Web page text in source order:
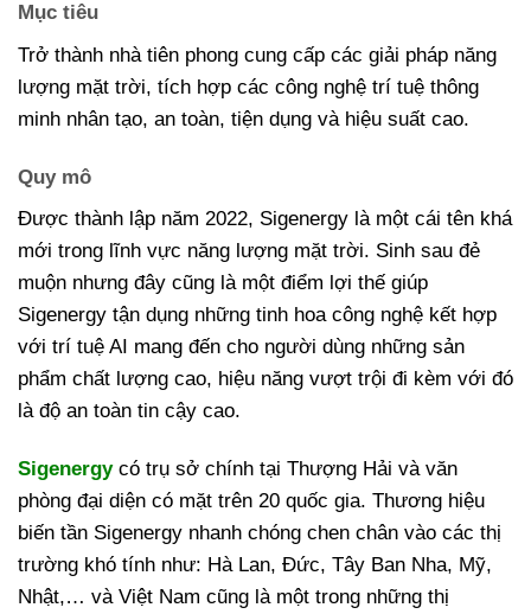
Mục tiêu
Trở thành nhà tiên phong cung cấp các giải pháp năng
lượng mặt trời, tích hợp các công nghệ trí tuệ thông
minh nhân tạo, an toàn, tiện dụng và hiệu suất cao.
Quy mô
Được thành lập năm 2022, Sigenergy là một cái tên khá
mới trong lĩnh vực năng lượng mặt trời. Sinh sau đẻ
muộn nhưng đây cũng là một điểm lợi thế giúp
Sigenergy tận dụng những tinh hoa công nghệ kết hợp
với trí tuệ AI mang đến cho người dùng những sản
phẩm chất lượng cao, hiệu năng vượt trội đi kèm với đó
là độ an toàn tin cậy cao.
Sigenergycó trụ sở chính tại Thượng Hải và văn
phòng đại diện có mặt trên 20 quốc gia. Thương hiệu
biến tần Sigenergy nhanh chóng chen chân vào các thị
trường khó tính như: Hà Lan, Đức, Tây Ban Nha, Mỹ,
Nhật,… và Việt Nam cũng là một trong những thị